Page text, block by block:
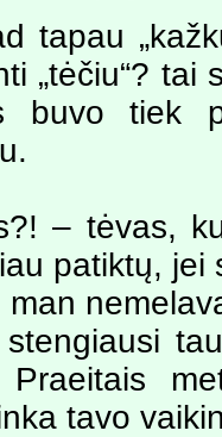
tapau
„tėčiu“?
buvo tiek
– tėvas,
patiktų, jei
man
Praeitais
tavo